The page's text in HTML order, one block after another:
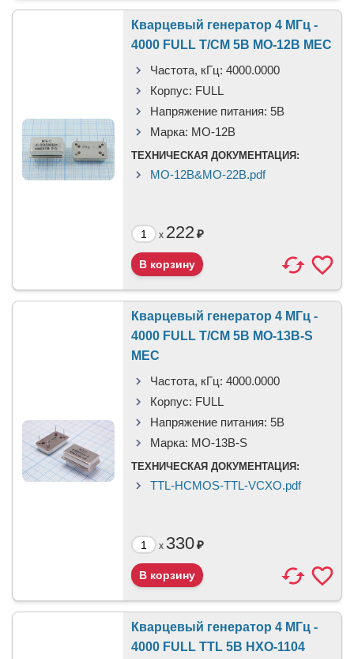
Кварцевый генератор 4 МГц -
4000 FULL T/CM 5В MO-12B MEC
Частота, кГц: 4000.0000
Корпус: FULL
Напряжение питания: 5В
Марка: MO-12B
ТЕХНИЧЕСКАЯ ДОКУМЕНТАЦИЯ:
MO-12B&MO-22B.pdf
x 222₽
Кварцевый генератор 4 МГц -
4000 FULL T/CM 5В MO-13B-S
MEC
Частота, кГц: 4000.0000
Корпус: FULL
Напряжение питания: 5В
Марка: MO-13B-S
ТЕХНИЧЕСКАЯ ДОКУМЕНТАЦИЯ:
TTL-HCMOS-TTL-VCXO.pdf
x 330₽
Кварцевый генератор 4 МГц -
4000 FULL TTL 5В HXO-1104